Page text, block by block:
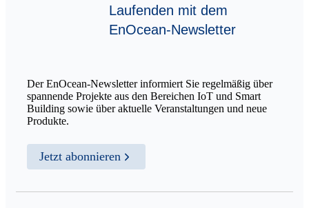
Laufenden mit dem
EnOcean-Newsletter
Der EnOcean-Newsletter informiert Sie regelmäßig über
spannende Projekte aus den Bereichen IoT und Smart
Building sowie über aktuelle Veranstaltungen und neue
Produkte.
Jetzt abonnieren